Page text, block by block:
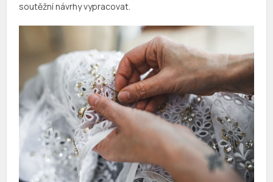
soutěžní návrhy vypracovat.